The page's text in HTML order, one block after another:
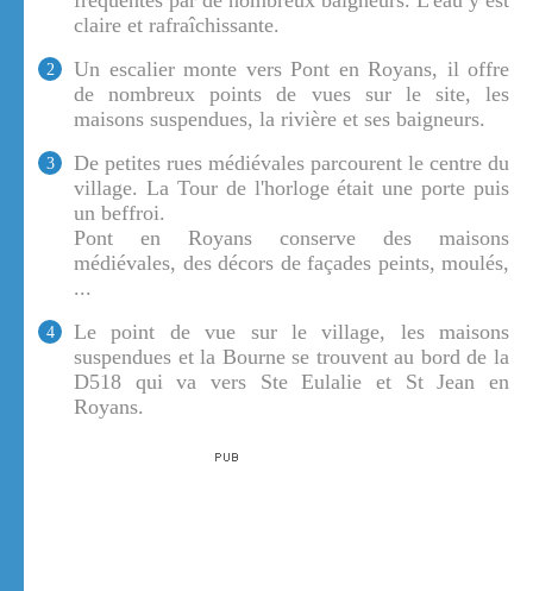
claire et rafraîchissante.
2
Un escalier monte vers Pont en Royans, il offre
de nombreux points de vues sur le site, les
maisons suspendues, la rivière et ses baigneurs.
3
De petites rues médiévales parcourent le centre du
village. La Tour de l'horloge était une porte puis
un beffroi.
Pont en Royans conserve des maisons
médiévales, des décors de façades peints, moulés,
...
4
Le point de vue sur le village, les maisons
suspendues et la Bourne se trouvent au bord de la
D518 qui va vers Ste Eulalie et St Jean en
Royans.